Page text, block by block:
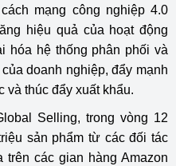
mạng công nghiệp 4.0
hiệu quả của hoạt động
hóa hệ thống phân phối và
doanh nghiệp, đẩy mạnh
và thúc đẩy xuất khẩu.
Selling, trong vòng 12
sản phẩm từ các đối tác
các gian hàng Amazon